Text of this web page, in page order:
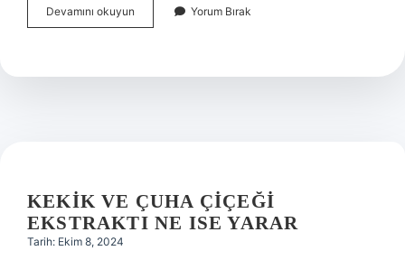
Devamını okuyun
Elması
Mu
Yorum Bırak
KEKIK VE ÇUHA ÇIÇEĞI
EKSTRAKTI NE ISE YARAR
Tarih: Ekim 8, 2024